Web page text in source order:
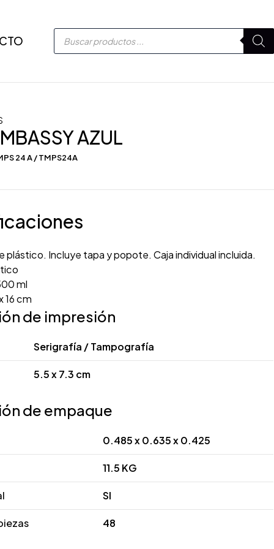
AZUL
24 A / TMPS24A
plástico. Incluye tapa y popote. Caja individual incluida.
ml
16 cm
de impresión
Serigrafía / Tampografía
5.5 x 7.3 cm
de empaque
0.485 x 0.635 x 0.425
11.5 KG
SI
48